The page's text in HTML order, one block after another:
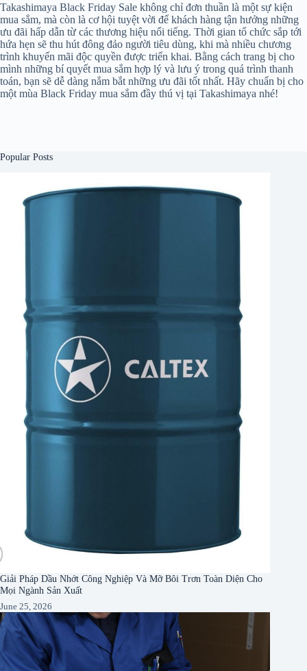
Takashimaya Black Friday Sale không chỉ đơn thuần là một sự kiện
mua sắm, mà còn là cơ hội tuyệt vời để khách hàng tận hưởng những
ưu đãi hấp dẫn từ các thương hiệu nổi tiếng. Thời gian tổ chức sắp tới
hứa hẹn sẽ thu hút đông đảo người tiêu dùng, khi mà nhiều chương
trình khuyến mãi độc quyền được triển khai. Bằng cách trang bị cho
mình những bí quyết mua sắm hợp lý và lưu ý trong quá trình thanh
toán, bạn sẽ dễ dàng nắm bắt những ưu đãi tốt nhất. Hãy chuẩn bị cho
một mùa Black Friday mua sắm đầy thú vị tại Takashimaya nhé!
Popular Posts
Giải Pháp Dầu Nhớt Công Nghiệp Và Mỡ Bôi Trơn Toàn Diện Cho
Mọi Ngành Sản Xuất
June 25, 2026